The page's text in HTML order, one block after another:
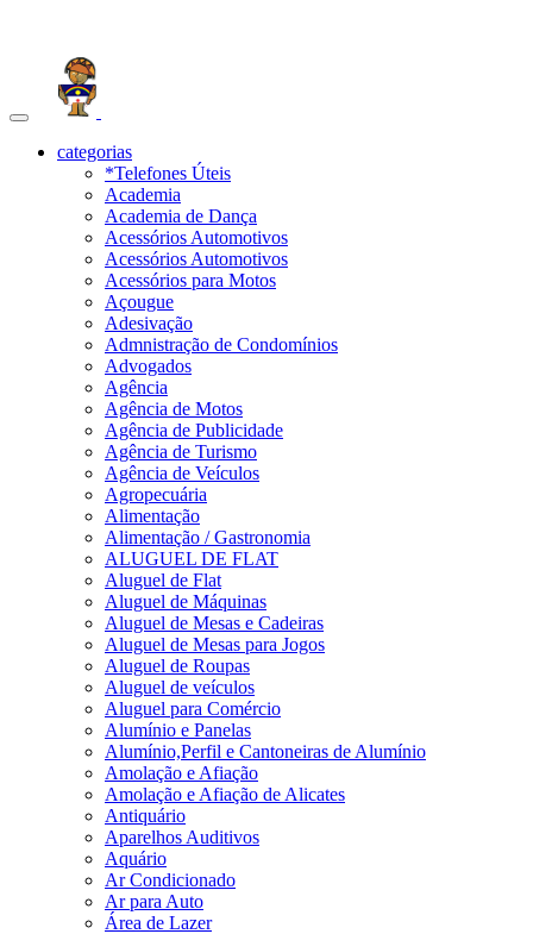
Toggle
navigationcategorias
*Telefones Úteis
Academia
Academia de Dança
Acessórios Automotivos
Acessórios Automotivos
Acessórios para Motos
Açougue
Adesivação
Admnistração de Condomínios
Advogados
Agência
Agência de Motos
Agência de Publicidade
Agência de Turismo
Agência de Veículos
Agropecuária
Alimentação
Alimentação / Gastronomia
ALUGUEL DE FLAT
Aluguel de Flat
Aluguel de Máquinas
Aluguel de Mesas e Cadeiras
Aluguel de Mesas para Jogos
Aluguel de Roupas
Aluguel de veículos
Aluguel para Comércio
Alumínio e Panelas
Alumínio,Perfil e Cantoneiras de Alumínio
Amolação e Afiação
Amolação e Afiação de Alicates
Antiquário
Aparelhos Auditivos
Aquário
Ar Condicionado
Ar para Auto
Área de Lazer